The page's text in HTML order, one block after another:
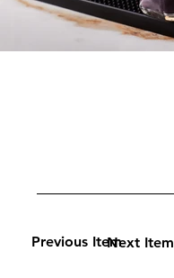
Next Item
Previous Item